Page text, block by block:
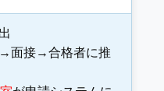
面接→合格者に推